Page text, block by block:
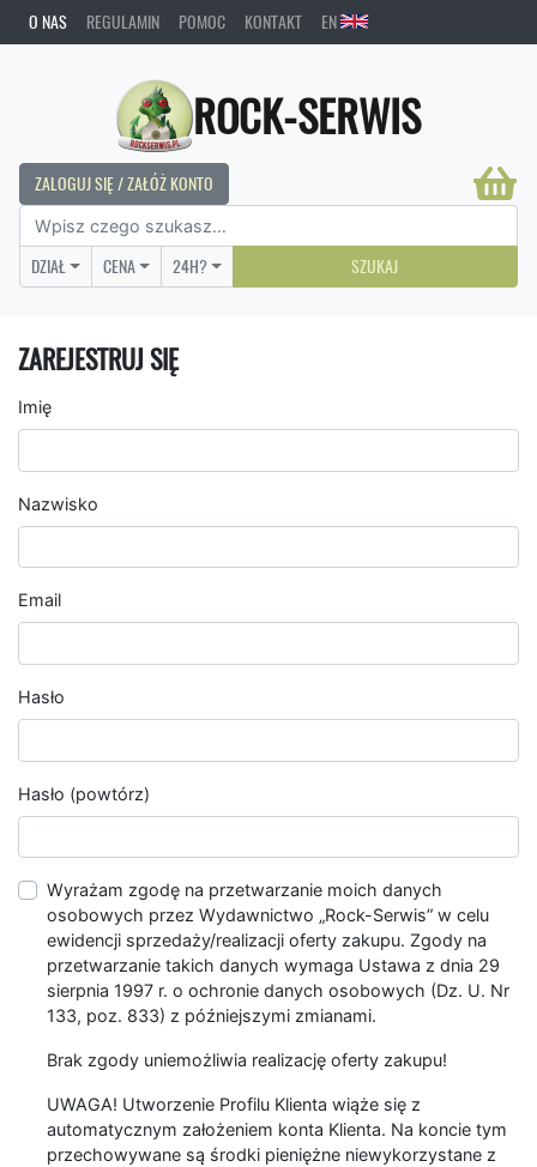
O NAS REGULAMIN POMOC KONTAKT EN
ROCK-SERWIS
ZALOGUJ SIĘ / ZAŁÓŻ KONTO
DZIAŁ CENA 24H? SZUKAJ
ZAREJESTRUJ SIĘ
Imię
Nazwisko
Email
Hasło
Hasło (powtórz)
Wyrażam zgodę na przetwarzanie moich danych
osobowych przez Wydawnictwo „Rock-Serwis” w celu
ewidencji sprzedaży/realizacji oferty zakupu. Zgody na
przetwarzanie takich danych wymaga Ustawa z dnia 29
sierpnia 1997 r. o ochronie danych osobowych (Dz. U. Nr
133, poz. 833) z późniejszymi zmianami.
Brak zgody uniemożliwia realizację oferty zakupu!
UWAGA! Utworzenie Profilu Klienta wiąże się z
automatycznym założeniem konta Klienta. Na koncie tym
przechowywane są środki pieniężne niewykorzystane z